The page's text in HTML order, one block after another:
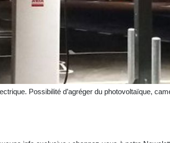
Possibilité d’agréger du photovoltaïque,